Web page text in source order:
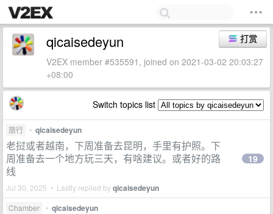
打赏
qicaisedeyun
V2EX member #535591, joined on 2021-03-02 20:03:27
+08:00
Switch topics list
旅行 • qicaisedeyun
老挝或者越南，下周准备去昆明，手里有护照。下
周准备去一个地方玩三天，有啥建议。或者好的路
线
Jul 30, 2025 • Lastly replied byqicaisedeyun
19
Chamber • qicaisedeyun